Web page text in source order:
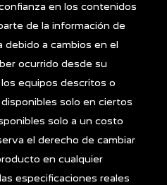
en los contenidos
de la información de
a cambios en el
ocurrido desde su
equipos descritos o
solo en ciertos
solo a un costo
el derecho de cambiar
en cualquier
especificaciones reales